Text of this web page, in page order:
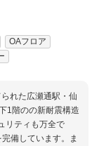
OAフロア
れた広瀬通駅・仙
1階のの新耐震構造
リティも万全で
備しています。ま